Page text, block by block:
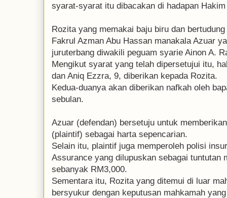
syarat-syarat itu dibacakan di hadapan
Rozita yang memakai baju biru dan
Fakrul Azman Abu Hassan manakala Azuar
juruterbang diwakili peguam syarie Ainon A.
Mengikut syarat yang telah dipersetujui itu,
dan Aniq Ezzra, 9, diberikan kepada Rozita.
Kedua-duanya akan diberikan nafkah oleh
sebulan.
Azuar (defendan) bersetuju untuk
(plaintif) sebagai harta sepencarian.
Selain itu, plaintif juga memperoleh polisi
Assurance yang dilupuskan sebagai tuntutan
sebanyak RM3,000.
Sementara itu, Rozita yang ditemui di luar
bersyukur dengan keputusan mahkamah